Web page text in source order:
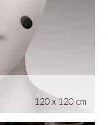
120 x 120 cm